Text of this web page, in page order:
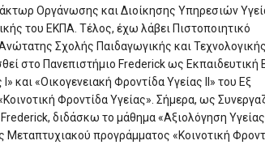
Οργάνωσης και Διοίκησης Υπηρεσιών
του ΕΚΠΑ. Τέλος, έχω λάβει Πιστοποιητικό
Σχολής Παιδαγωγικής και Τεχνολογικής
στο Πανεπιστήμιο Frederick ως Εκπαιδευτική
και «Οικογενειακή Φροντίδα Υγείας ΙΙ» του Εξ
Φροντίδα Υγείας». Σήμερα, ως
διδάσκω το μάθημα «Αξιολόγηση
προγράμματος «Κοινοτική